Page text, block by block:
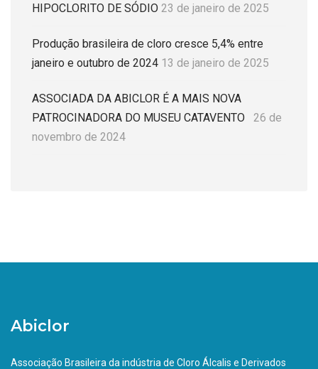
HIPOCLORITO DE SÓDIO 23 de janeiro de 2025
Produção brasileira de cloro cresce 5,4% entre
janeiro e outubro de 2024 13 de janeiro de 2025
ASSOCIADA DA ABICLOR É A MAIS NOVA
PATROCINADORA DO MUSEU CATAVENTO
26 de
novembro de 2024
Abiclor
Associação Brasileira da indústria de Cloro Álcalis e Derivados